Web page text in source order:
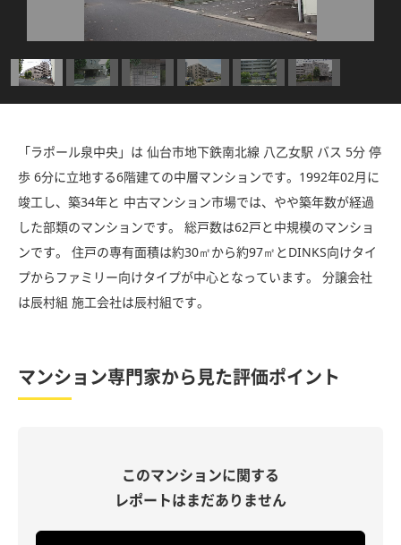
「ラポール泉中央」は 仙台市地下鉄南北線 八乙女駅 バス 5分 停
歩 6分に立地する6階建ての中層マンションです。1992年02月に
竣工し、築34年と 中古マンション市場では、やや築年数が経過
した部類のマンションです。 総戸数は62戸と中規模のマンショ
ンです。 住戸の専有面積は約30㎡から約97㎡とDINKS向けタイ
プからファミリー向けタイプが中心となっています。 分譲会社
は辰村組 施工会社は辰村組です。
マンション専門家から見た評価ポイント
このマンションに関する
レポートはまだありません